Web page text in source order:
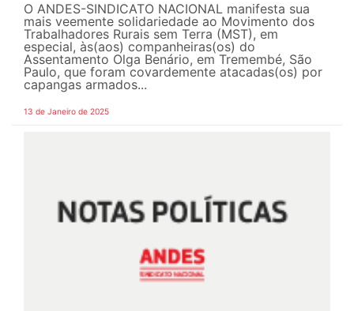
O ANDES-SINDICATO NACIONAL manifesta sua
mais veemente solidariedade ao Movimento dos
Trabalhadores Rurais sem Terra (MST), em
especial, às(aos) companheiras(os) do
Assentamento Olga Benário, em Tremembé, São
Paulo, que foram covardemente atacadas(os) por
capangas armados...
13 de Janeiro de 2025